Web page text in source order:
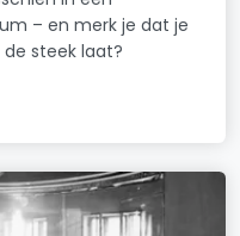
– en merk je dat je
steek laat?